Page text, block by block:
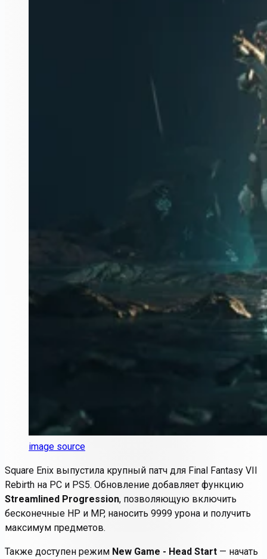
image source
Square Enix выпустила крупный патч для Final Fantasy VII
Rebirth на PC и PS5. Обновление добавляет функцию
Streamlined Progression, позволяющую включить
бесконечные HP и MP, наносить 9999 урона и получить
максимум предметов.
Также доступен режим New Game - Head Start — начать